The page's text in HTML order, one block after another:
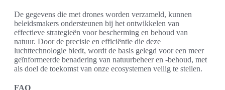
De gegevens die met drones worden verzameld, kunnen
beleidsmakers ondersteunen bij het ontwikkelen van
effectieve strategieën voor bescherming en behoud van
natuur. Door de precisie en efficiëntie die deze
luchttechnologie biedt, wordt de basis gelegd voor een meer
geïnformeerde benadering van natuurbeheer en -behoud, met
als doel de toekomst van onze ecosystemen veilig te stellen.
FAQ